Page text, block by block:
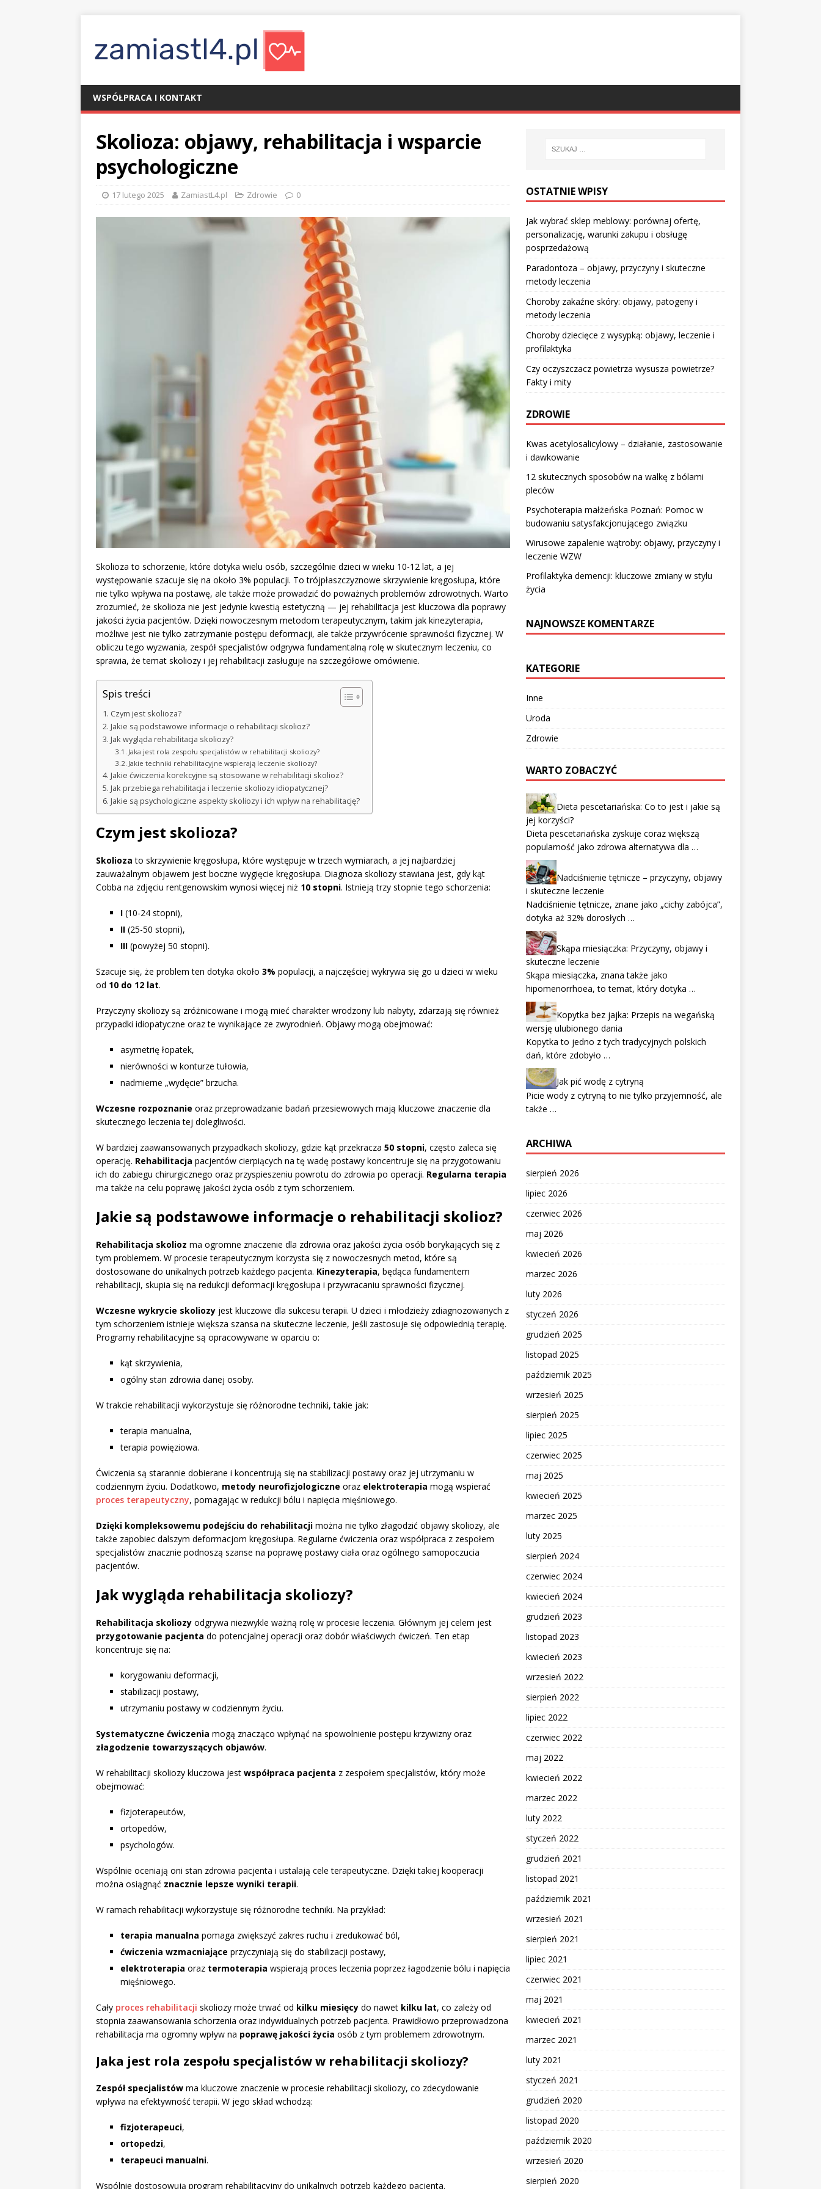
WSPÓŁPRACA I KONTAKT
Skolioza: objawy, rehabilitacja i wsparcie
psychologiczne
17 lutego 2025 ZamiastL4.pl Zdrowie 0
Skolioza to schorzenie, które dotyka wielu osób, szczególnie dzieci w wieku 10-12 lat, a jej
występowanie szacuje się na około 3% populacji. To trójpłaszczyznowe skrzywienie kręgosłupa, które
nie tylko wpływa na postawę, ale także może prowadzić do poważnych problemów zdrowotnych. Warto
zrozumieć, że skolioza nie jest jedynie kwestią estetyczną — jej rehabilitacja jest kluczowa dla poprawy
jakości życia pacjentów. Dzięki nowoczesnym metodom terapeutycznym, takim jak kinezyterapia,
możliwe jest nie tylko zatrzymanie postępu deformacji, ale także przywrócenie sprawności fizycznej. W
obliczu tego wyzwania, zespół specjalistów odgrywa fundamentalną rolę w skutecznym leczeniu, co
sprawia, że temat skoliozy i jej rehabilitacji zasługuje na szczegółowe omówienie.
Spis treści
Czym jest skolioza?
Jakie są podstawowe informacje o rehabilitacji skolioz?
Jak wygląda rehabilitacja skoliozy?
Jaka jest rola zespołu specjalistów w rehabilitacji skoliozy?
Jakie techniki rehabilitacyjne wspierają leczenie skoliozy?
Jakie ćwiczenia korekcyjne są stosowane w rehabilitacji skolioz?
Jak przebiega rehabilitacja i leczenie skoliozy idiopatycznej?
Jakie są psychologiczne aspekty skoliozy i ich wpływ na rehabilitację?
Czym jest skolioza?
Skolioza to skrzywienie kręgosłupa, które występuje w trzech wymiarach, a jej najbardziej
zauważalnym objawem jest boczne wygięcie kręgosłupa. Diagnoza skoliozy stawiana jest, gdy kąt
Cobba na zdjęciu rentgenowskim wynosi więcej niż 10 stopni. Istnieją trzy stopnie tego schorzenia:
I (10-24 stopni),
II (25-50 stopni),
III (powyżej 50 stopni).
Szacuje się, że problem ten dotyka około 3% populacji, a najczęściej wykrywa się go u dzieci w wieku
od 10 do 12 lat.
Przyczyny skoliozy są zróżnicowane i mogą mieć charakter wrodzony lub nabyty, zdarzają się również
przypadki idiopatyczne oraz te wynikające ze zwyrodnień. Objawy mogą obejmować:
asymetrię łopatek,
nierówności w konturze tułowia,
nadmierne „wydęcie” brzucha.
Wczesne rozpoznanie oraz przeprowadzanie badań przesiewowych mają kluczowe znaczenie dla
skutecznego leczenia tej dolegliwości.
W bardziej zaawansowanych przypadkach skoliozy, gdzie kąt przekracza 50 stopni, często zaleca się
operację. Rehabilitacja pacjentów cierpiących na tę wadę postawy koncentruje się na przygotowaniu
ich do zabiegu chirurgicznego oraz przyspieszeniu powrotu do zdrowia po operacji. Regularna terapia
ma także na celu poprawę jakości życia osób z tym schorzeniem.
Jakie są podstawowe informacje o rehabilitacji skolioz?
Rehabilitacja skolioz ma ogromne znaczenie dla zdrowia oraz jakości życia osób borykających się z
tym problemem. W procesie terapeutycznym korzysta się z nowoczesnych metod, które są
dostosowane do unikalnych potrzeb każdego pacjenta. Kinezyterapia, będąca fundamentem
rehabilitacji, skupia się na redukcji deformacji kręgosłupa i przywracaniu sprawności fizycznej.
Wczesne wykrycie skoliozy jest kluczowe dla sukcesu terapii. U dzieci i młodzieży zdiagnozowanych z
tym schorzeniem istnieje większa szansa na skuteczne leczenie, jeśli zastosuje się odpowiednią terapię.
Programy rehabilitacyjne są opracowywane w oparciu o:
kąt skrzywienia,
ogólny stan zdrowia danej osoby.
W trakcie rehabilitacji wykorzystuje się różnorodne techniki, takie jak:
terapia manualna,
terapia powięziowa.
Ćwiczenia są starannie dobierane i koncentrują się na stabilizacji postawy oraz jej utrzymaniu w
codziennym życiu. Dodatkowo, metody neurofizjologiczne oraz elektroterapia mogą wspierać
proces terapeutyczny, pomagając w redukcji bólu i napięcia mięśniowego.
Dzięki kompleksowemu podejściu do rehabilitacji można nie tylko złagodzić objawy skoliozy, ale
także zapobiec dalszym deformacjom kręgosłupa. Regularne ćwiczenia oraz współpraca z zespołem
specjalistów znacznie podnoszą szanse na poprawę postawy ciała oraz ogólnego samopoczucia
pacjentów.
Jak wygląda rehabilitacja skoliozy?
Rehabilitacja skoliozy odgrywa niezwykle ważną rolę w procesie leczenia. Głównym jej celem jest
przygotowanie pacjenta do potencjalnej operacji oraz dobór właściwych ćwiczeń. Ten etap
koncentruje się na:
korygowaniu deformacji,
stabilizacji postawy,
utrzymaniu postawy w codziennym życiu.
Systematyczne ćwiczenia mogą znacząco wpłynąć na spowolnienie postępu krzywizny oraz
złagodzenie towarzyszących objawów.
W rehabilitacji skoliozy kluczowa jest współpraca pacjenta z zespołem specjalistów, który może
obejmować:
fizjoterapeutów,
ortopedów,
psychologów.
Wspólnie oceniają oni stan zdrowia pacjenta i ustalają cele terapeutyczne. Dzięki takiej kooperacji
można osiągnąć znacznie lepsze wyniki terapii.
W ramach rehabilitacji wykorzystuje się różnorodne techniki. Na przykład:
terapia manualna pomaga zwiększyć zakres ruchu i zredukować ból,
ćwiczenia wzmacniające przyczyniają się do stabilizacji postawy,
elektroterapia oraz termoterapia wspierają proces leczenia poprzez łagodzenie bólu i napięcia
mięśniowego.
Cały proces rehabilitacji skoliozy może trwać od kilku miesięcy do nawet kilku lat, co zależy od
stopnia zaawansowania schorzenia oraz indywidualnych potrzeb pacjenta. Prawidłowo przeprowadzona
rehabilitacja ma ogromny wpływ na poprawę jakości życia osób z tym problemem zdrowotnym.
Jaka jest rola zespołu specjalistów w rehabilitacji skoliozy?
Zespół specjalistów ma kluczowe znaczenie w procesie rehabilitacji skoliozy, co zdecydowanie
wpływa na efektywność terapii. W jego skład wchodzą:
fizjoterapeuci,
ortopedzi,
terapeuci manualni.
Wspólnie dostosowują program rehabilitacyjny do unikalnych potrzeb każdego pacjenta.
OSTATNIE WPISY
Jak wybrać sklep meblowy: porównaj ofertę,
personalizację, warunki zakupu i obsługę
posprzedażową
Paradontoza – objawy, przyczyny i skuteczne
metody leczenia
Choroby zakaźne skóry: objawy, patogeny i
metody leczenia
Choroby dziecięce z wysypką: objawy, leczenie i
profilaktyka
Czy oczyszczacz powietrza wysusza powietrze?
Fakty i mity
ZDROWIE
Kwas acetylosalicylowy – działanie, zastosowanie
i dawkowanie
12 skutecznych sposobów na walkę z bólami
pleców
Psychoterapia małżeńska Poznań: Pomoc w
budowaniu satysfakcjonującego związku
Wirusowe zapalenie wątroby: objawy, przyczyny i
leczenie WZW
Profilaktyka demencji: kluczowe zmiany w stylu
życia
NAJNOWSZE KOMENTARZE
KATEGORIE
Inne
Uroda
Zdrowie
WARTO ZOBACZYĆ
Dieta pescetariańska: Co to jest i jakie są
jej korzyści?
Dieta pescetariańska zyskuje coraz większą
popularność jako zdrowa alternatywa dla …
Nadciśnienie tętnicze – przyczyny, objawy
i skuteczne leczenie
Nadciśnienie tętnicze, znane jako „cichy zabójca”,
dotyka aż 32% dorosłych …
Skąpa miesiączka: Przyczyny, objawy i
skuteczne leczenie
Skąpa miesiączka, znana także jako
hipomenorrhoea, to temat, który dotyka …
Kopytka bez jajka: Przepis na wegańską
wersję ulubionego dania
Kopytka to jedno z tych tradycyjnych polskich
dań, które zdobyło …
Jak pić wodę z cytryną
Picie wody z cytryną to nie tylko przyjemność, ale
także …
ARCHIWA
sierpień 2026
lipiec 2026
czerwiec 2026
maj 2026
kwiecień 2026
marzec 2026
luty 2026
styczeń 2026
grudzień 2025
listopad 2025
październik 2025
wrzesień 2025
sierpień 2025
lipiec 2025
czerwiec 2025
maj 2025
kwiecień 2025
marzec 2025
luty 2025
sierpień 2024
czerwiec 2024
kwiecień 2024
grudzień 2023
listopad 2023
kwiecień 2023
wrzesień 2022
sierpień 2022
lipiec 2022
czerwiec 2022
maj 2022
kwiecień 2022
marzec 2022
luty 2022
styczeń 2022
grudzień 2021
listopad 2021
październik 2021
wrzesień 2021
sierpień 2021
lipiec 2021
czerwiec 2021
maj 2021
kwiecień 2021
marzec 2021
luty 2021
styczeń 2021
grudzień 2020
listopad 2020
październik 2020
wrzesień 2020
sierpień 2020